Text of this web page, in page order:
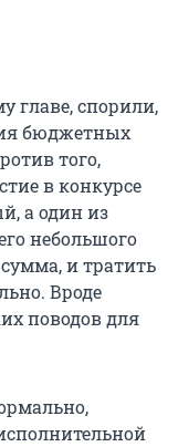
главе, спорили,
бюджетных
того,
в конкурсе
а один из
небольшого
и тратить
Вроде
поводов для